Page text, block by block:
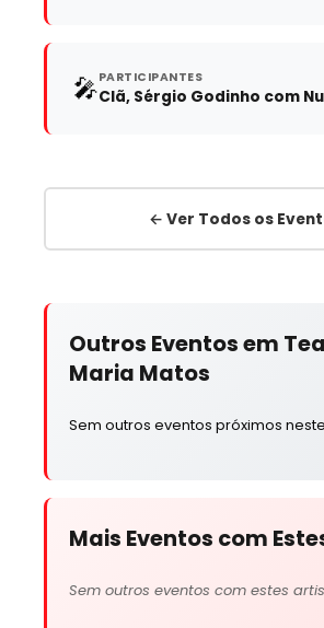
🎤PARTICIPANTES
Clã, Sérgio Godinho com
← Ver Todos os
Outros Eventos em
Maria Matos
Sem outros eventos próximos
Mais Eventos com
Sem outros eventos com estes